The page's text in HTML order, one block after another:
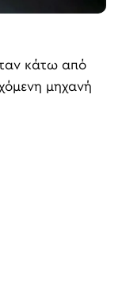
κάτω από
μηχανή